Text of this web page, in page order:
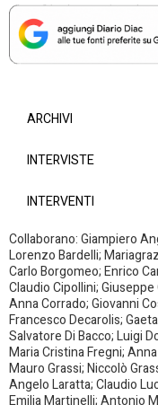
ARCHIVI
INTERVISTE
INTERVENTI
Collaborano: Giampiero
Lorenzo Bardelli;
Carlo Borgomeo; Enrico
Claudio Cipollini;
Anna Corrado; Giovanni
Francesco Decarolis;
Salvatore Di Bacco; Luigi
Maria Cristina Fregni;
Mauro Grassi; Niccolò
Angelo Laratta; Claudio
Emilia Martinelli; Antonio